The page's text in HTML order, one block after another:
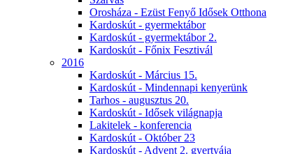
Orosháza - Ezüst Fenyő Idősek Otthona
Kardoskút - gyermektábor
Kardoskút - gyermektábor 2.
Kardoskút - Főnix Fesztivál
2016
Kardoskút - Március 15.
Kardoskút - Mindennapi kenyerünk
Tarhos - augusztus 20.
Kardoskút - Idősek világnapja
Lakitelek - konferencia
Kardoskút - Október 23
Kardoskút - Advent 2. gyertyája